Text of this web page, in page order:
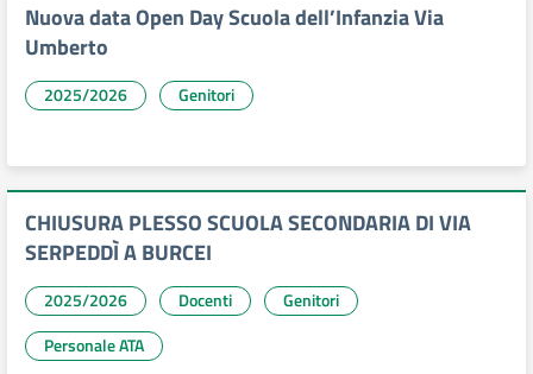
Nuova data Open Day Scuola dell’Infanzia Via
Umberto
2025/2026 Genitori
CHIUSURA PLESSO SCUOLA SECONDARIA DI VIA
SERPEDDÌ A BURCEI
2025/2026 Docenti
Genitori
Personale ATA